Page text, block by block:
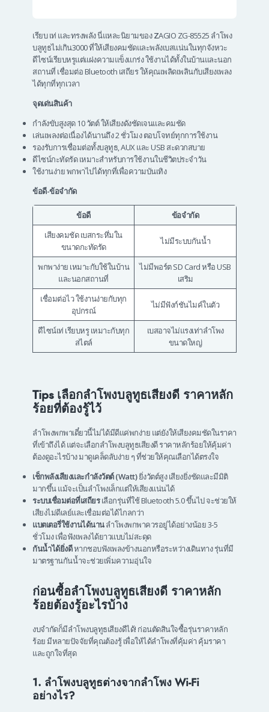
เรียบ เท่ และทรงพลัง นี่แหละนิยามของZAGIO ZG-85525 ลำโพง
บลูทูธไม่เกิน3000 ที่ให้เสียงคมชัดและพลังเบสแน่นในทุกจังหวะ
ดีไซน์เรียบหรูแต่แฝงความแข็งแกร่ง ใช้งานได้ทั้งในบ้านและนอก
สถานที่ เชื่อมต่อ Bluetooth เสถียร ให้คุณเพลิดเพลินกับเสียงเพลง
ได้ทุกที่ทุกเวลา
จุดเด่นสินค้า
กำลังขับสูงสุด 10 วัตต์ ให้เสียงดังชัดเจนและคมชัด
เล่นเพลงต่อเนื่องได้นานถึง 2 ชั่วโมง ตอบโจทย์ทุกการใช้งาน
รองรับการเชื่อมต่อทั้งบลูทูธ, AUX และ USB สะดวกสบาย
ดีไซน์กะทัดรัด เหมาะสำหรับการใช้งานในชีวิตประจำวัน
ใช้งานง่าย พกพาไปได้ทุกที่เพื่อความบันเทิง
ข้อดี-ข้อจำกัด
ข้อดี
ข้อจำกัด
เสียงคมชัด เบสกระหึ่มใน
ขนาดกะทัดรัด
ไม่มีระบบกันน้ำ
พกพาง่าย เหมาะกับใช้ในบ้าน
และนอกสถานที่
ไม่มีพอร์ต SD Card หรือ USB
เสริม
เชื่อมต่อไว ใช้งานง่ายกับทุก
อุปกรณ์
ไม่มีฟังก์ชันไมค์ในตัว
ดีไซน์เท่ เรียบหรู เหมาะกับทุก
สไตล์
เบสอาจไม่แรงเท่าลำโพง
ขนาดใหญ่
Tips เลือกลำโพงบลูทูธเสียงดี ราคาหลัก
ร้อยที่ต้องรู้ไว้
ลำโพงพกพาเดี๋ยวนี้ไม่ได้มีดีแค่พกง่าย แต่ยังให้เสียงคมชัดในราคา
ที่เข้าถึงได้ แต่จะเลือกลําโพงบลูทูธเสียงดี ราคาหลักร้อยให้คุ้มค่า
ต้องดูอะไรบ้าง มาดูเคล็ดลับง่าย ๆ ที่ช่วยให้คุณเลือกได้ตรงใจ
เช็กพลังเสียงและกำลังวัตต์ (Watt)ยิ่งวัตต์สูง เสียงยิ่งชัดและมีมิติ
มากขึ้น แม้จะเป็นลำโพงเล็กแต่ให้เสียงแน่นได้
ระบบเชื่อมต่อที่เสถียรเลือกรุ่นที่ใช้ Bluetooth 5.0 ขึ้นไป จะช่วยให้
เสียงไม่ดีเลย์และเชื่อมต่อได้ไกลกว่า
แบตเตอรี่ใช้งานได้นานลำโพงพกพาควรอยู่ได้อย่างน้อย 3-5
ชั่วโมง เพื่อฟังเพลงได้ยาวแบบไม่สะดุด
กันน้ำได้ยิ่งดีหากชอบฟังเพลงข้างนอกหรือระหว่างเดินทาง รุ่นที่มี
มาตรฐานกันน้ำจะช่วยเพิ่มความอุ่นใจ
ก่อนซื้อลำโพงบลูทูธเสียงดี ราคาหลัก
ร้อยต้องรู้อะไรบ้าง
งบจำกัดก็มีลำโพงบลูทูธเสียงดีได้! ก่อนตัดสินใจซื้อรุ่นราคาหลัก
ร้อย มีหลายปัจจัยที่คุณต้องรู้ เพื่อให้ได้ลำโพงที่คุ้มค่า คุ้มราคา
และถูกใจที่สุด
1. ลำโพงบลูทูธต่างจากลำโพง Wi-Fi
อย่างไร?